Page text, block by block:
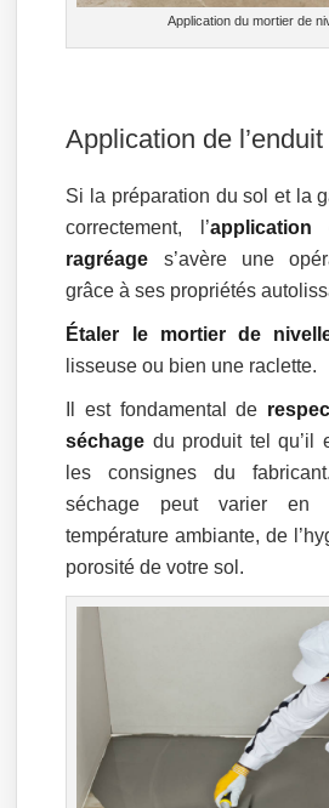
Application du mortier de
Application de
Si la préparation du sol et la
correctement, l’application
ragréage s’avère une
grâce à ses propriétés
Étaler le mortier de
lisseuse ou bien une raclette.
Il est fondamental de
séchage du produit tel qu’il
les consignes du
séchage peut varier en
température ambiante, de
porosité de votre sol.